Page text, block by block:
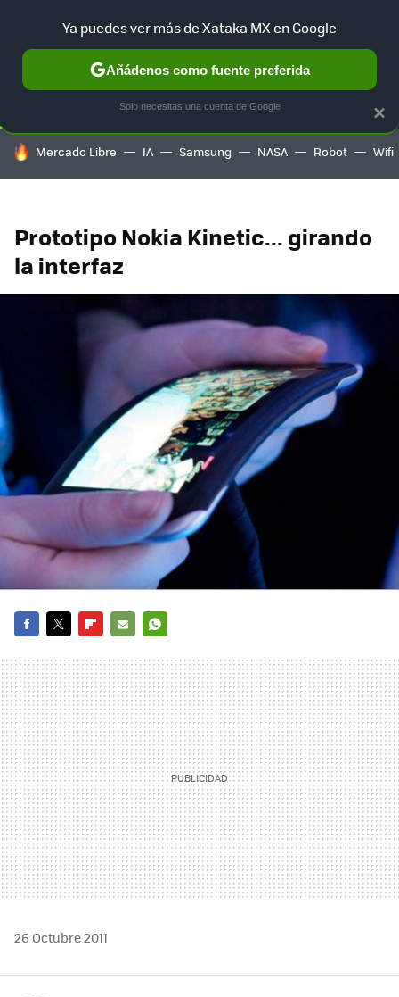
SELECCIÓN GAMING HOME AUTO TERRITORIO
HOY SE HABLA DE
Mercado Libre IA Samsung NASA Robot Wifi
Prototipo Nokia Kinetic... girando
la interfaz
MAIL
26 Octubre 2011
×
Ya puedes ver más de Xataka MX en Google
Añádenos como fuente preferida
Solo necesitas una cuenta de Google